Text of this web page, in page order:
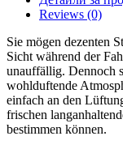
Reviews (0)
Sie mögen dezenten
Sicht während der
unauffällig. Dennoch
wohlduftende
einfach an den
frischen
bestimmen können.